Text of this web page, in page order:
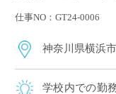
仕事NO：GT24-0006
神奈川県横浜
学校内での勤